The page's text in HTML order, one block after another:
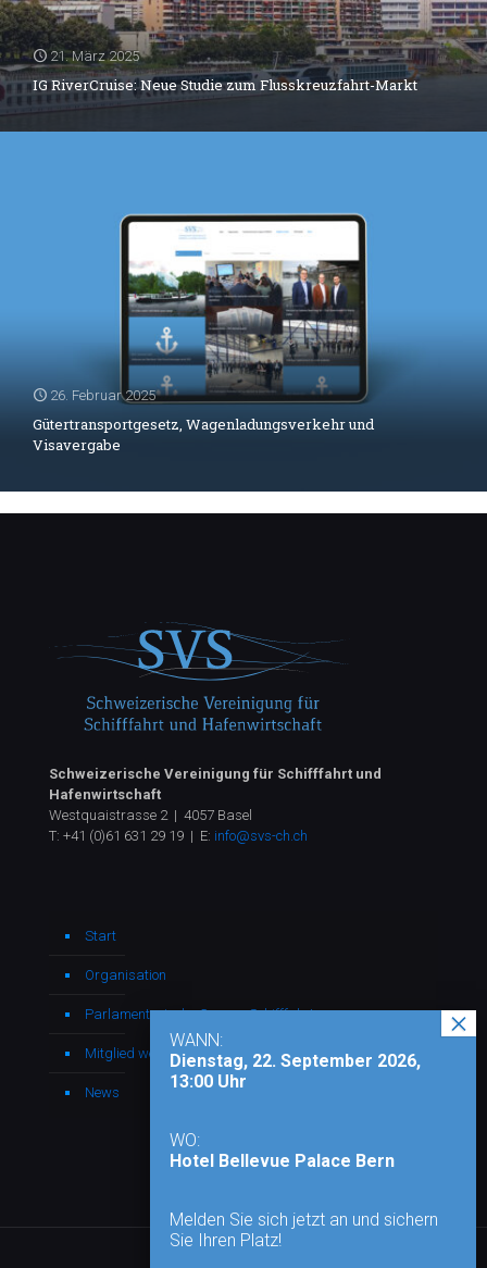
21. März 2025
IG RiverCruise: Neue Studie zum Flusskreuzfahrt-Markt
26. Februar 2025
Gütertransportgesetz, Wagenladungsverkehr und
Visavergabe
Schweizerische Vereinigung für Schifffahrt und
Hafenwirtschaft
Westquaistrasse 2 | 4057 Basel
T: +41 (0)61 631 29 19 | E: info@svs-ch.ch
Start
Organisation
Parlamentarische Gruppe Schifffahrt
Mitglied werden
News
WANN:
Dienstag, 22. September 2026,
13:00 Uhr
WO:
Hotel Bellevue Palace Bern
Melden Sie sich jetzt an und sichern
Sie Ihren Platz!